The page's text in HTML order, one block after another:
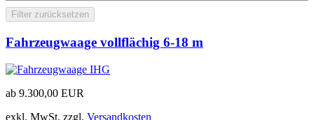
Filter zurücksetzen
Fahrzeugwaage vollflächig 6-18 m
ab 9.300,00 EUR
exkl. MwSt. zzgl. Versandkosten